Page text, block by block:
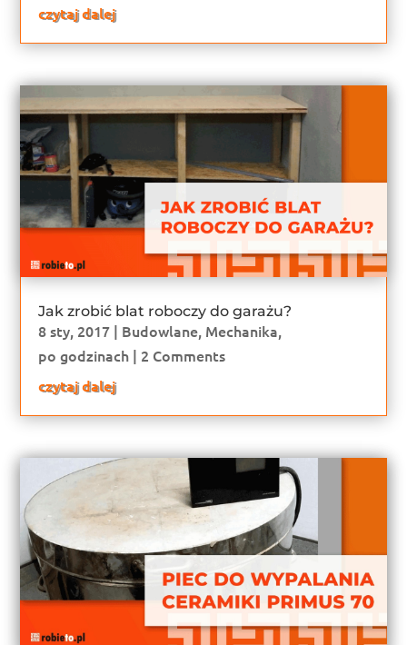
czytaj dalej
Jak zrobić blat roboczy do garażu?
8 sty, 2017 | Budowlane, Mechanika,
po godzinach | 2 Comments
czytaj dalej